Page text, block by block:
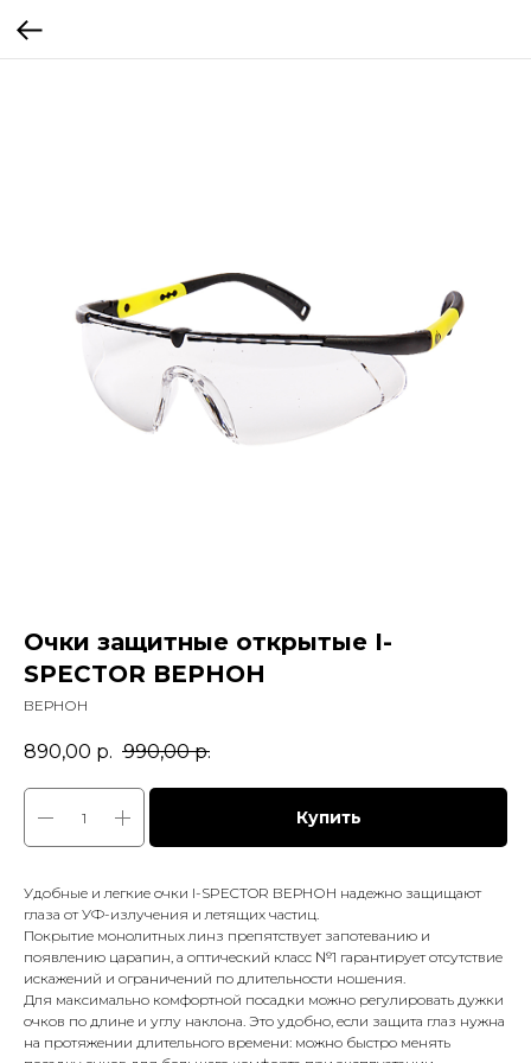
Очки защитные открытые I-
SPECTOR ВЕРНОН
ВЕРНОН
890,00 р. 990,00 р.
Купить
Удобные и легкие очки I-SPECTOR ВЕРНОН надежно защищают
глаза от УФ-излучения и летящих частиц.
Покрытие монолитных линз препятствует запотеванию и
появлению царапин, а оптический класс №1 гарантирует отсутствие
искажений и ограничений по длительности ношения.
Для максимально комфортной посадки можно регулировать дужки
очков по длине и углу наклона. Это удобно, если защита глаз нужна
на протяжении длительного времени: можно быстро менять